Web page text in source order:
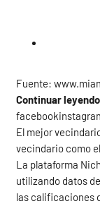
Fuente:
Continuar
El mejor
vecindario como
La plataforma
utilizando datos
las calificaciones